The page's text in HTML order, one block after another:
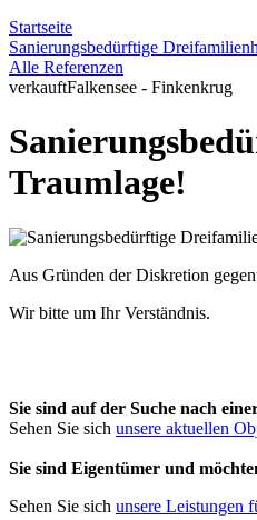
Startseite
Sanierungsbedürftige
Alle Referenzen
verkauftFalkensee - Finkenkrug
Traumlage!
Aus Gründen der Diskretion
Wir bitte um Ihr Verständnis.
Sie sind auf der Suche nach
Sehen Sie sich unsere aktuellen
Sie sind Eigentümer und
Sehen Sie sich unsere Leistungen